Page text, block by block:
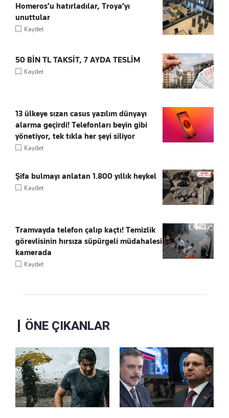
Homeros’u hatırladılar, Troya’yı
unuttular
Kaydet
50 BİN TL TAKSİT, 7 AYDA TESLİM
Kaydet
13 ülkeye sızan casus yazılım dünyayı
alarma geçirdi! Telefonları beyin gibi
yönetiyor, tek tıkla her şeyi siliyor
Kaydet
Şifa bulmayı anlatan 1.800 yıllık heykel
Kaydet
Tramvayda telefon çalıp kaçtı! Temizlik
görevlisinin hırsıza süpürgeli müdahalesi
kamerada
Kaydet
ÖNE ÇIKANLAR